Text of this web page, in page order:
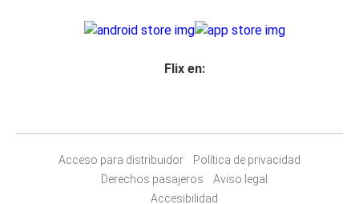
Flix en:
Acceso para distribuidor
Política de privacidad
Derechos pasajeros
Aviso legal
Accesibilidad